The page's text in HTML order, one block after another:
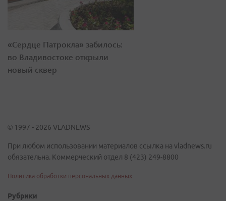
«Сердце Патрокла» забилось:
во Владивостоке открыли
новый сквер
© 1997 - 2026 VLADNEWS
При любом использовании материалов ссылка на vladnews.ru
обязательна. Коммерческий отдел 8 (423) 249-8800
Политика обработки персональных данных
Рубрики